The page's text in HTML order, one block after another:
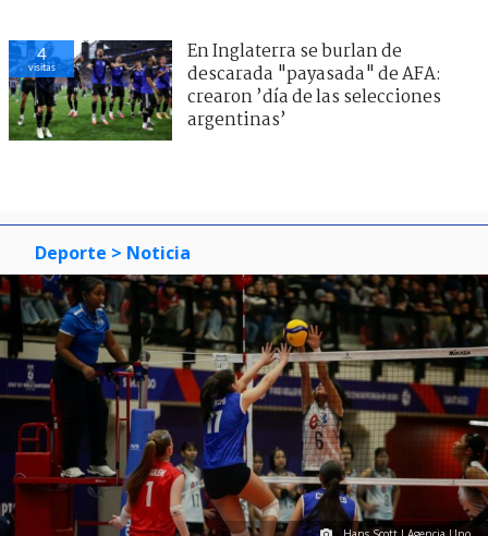
4
visitas
En Inglaterra se burlan de
descarada "payasada" de AFA:
crearon ’día de las selecciones
argentinas’
Deporte > Noticia